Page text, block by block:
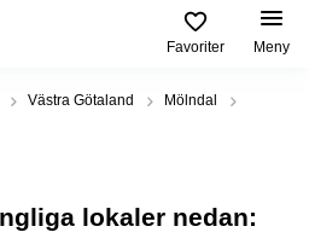
Favoriter Meny
Västra Götaland
Mölndal
lokaler nedan: